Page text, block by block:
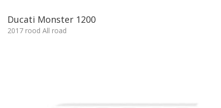
Ducati Monster 1200
2017 rood All road